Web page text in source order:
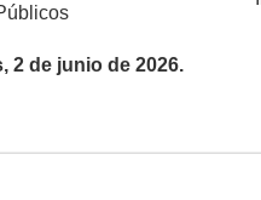
2 de junio de 2026.